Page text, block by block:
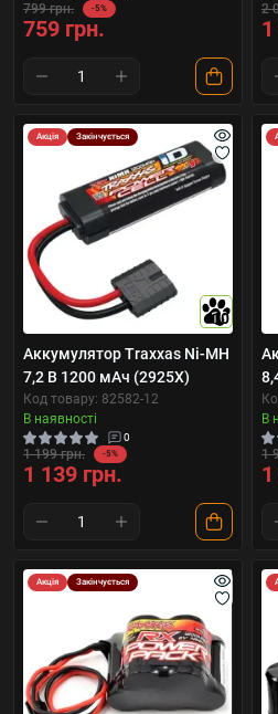
799 грн. -5%
759 грн.
2
Акція Закінчується
10
Аккумулятор Traxxas Ni-MH
7,2 В 1200 мАч (2925X)
Код товару: 82582-12
В наявності
0
1 199 грн. -5%
1 139 грн.
В
1
Акція Закінчується